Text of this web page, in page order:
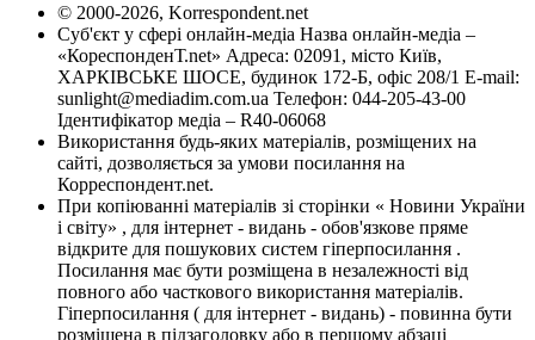
© 2000-2026, Korrespondent.net
Суб'єкт у сфері онлайн-медіа Назва онлайн-медіа –
«КореспонденТ.net» Адреса: 02091, місто Київ,
ХАРКІВСЬКЕ ШОСЕ, будинок 172-Б, офіс 208/1 E-mail:
sunlight@mediadim.com.ua Телефон: 044-205-43-00
Ідентифікатор медіа – R40-06068
Використання будь-яких матеріалів, розміщених на
сайті, дозволяється за умови посилання на
Корреспондент.net.
При копіюванні матеріалів зі сторінки « Новини України
і світу» , для інтернет - видань - обов'язкове пряме
відкрите для пошукових систем гіперпосилання .
Посилання має бути розміщена в незалежності від
повного або часткового використання матеріалів.
Гіперпосилання ( для інтернет - видань) - повинна бути
розміщена в підзаголовку або в першому абзаці